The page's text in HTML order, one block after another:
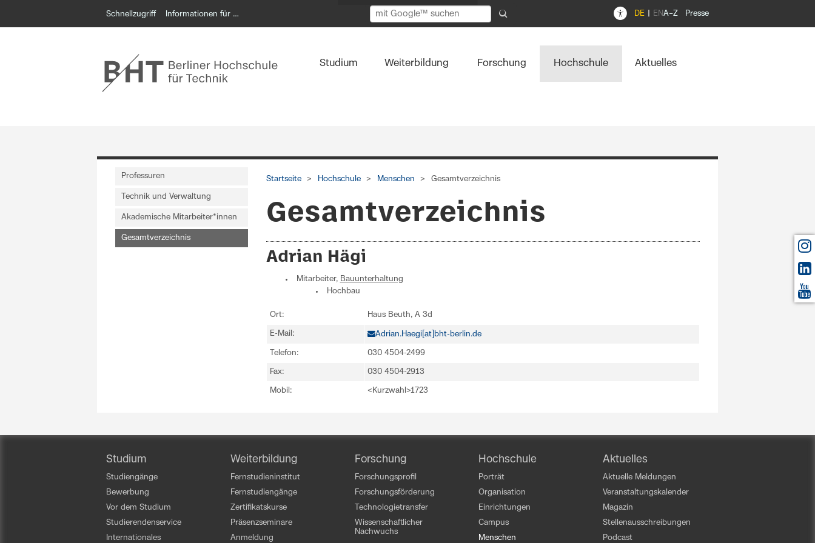
Schnellzugriff Informationen für … A–Z Presse
DE EN
Studium Weiterbildung Forschung Hochschule Aktuelles
Professuren
Technik und Verwaltung
Akademische Mitarbeiter*innen
Gesamtverzeichnis
Startseite Hochschule Menschen Gesamtverzeichnis
Gesamtverzeichnis
Adrian Hägi
Mitarbeiter, Bauunterhaltung
Hochbau
Ort: Haus Beuth, A 3d
E-Mail: Adrian.Haegi[at]bht-berlin.de
Telefon: 030 4504-2499
Fax: 030 4504-2913
Mobil: <Kurzwahl>1723
Studium
Studiengänge
Bewerbung
Vor dem Studium
Studierendenservice
Internationales
Weiterbildung
Fernstudieninstitut
Fernstudiengänge
Zertifikatskurse
Präsenzseminare
Anmeldung
Forschung
Forschungsprofil
Forschungsförderung
Technologietransfer
Wissenschaftlicher
Nachwuchs
Hochschule
Porträt
Organisation
Einrichtungen
Campus
Menschen
Aktuelles
Aktuelle Meldungen
Veranstaltungskalender
Magazin
Stellenausschreibungen
Podcast